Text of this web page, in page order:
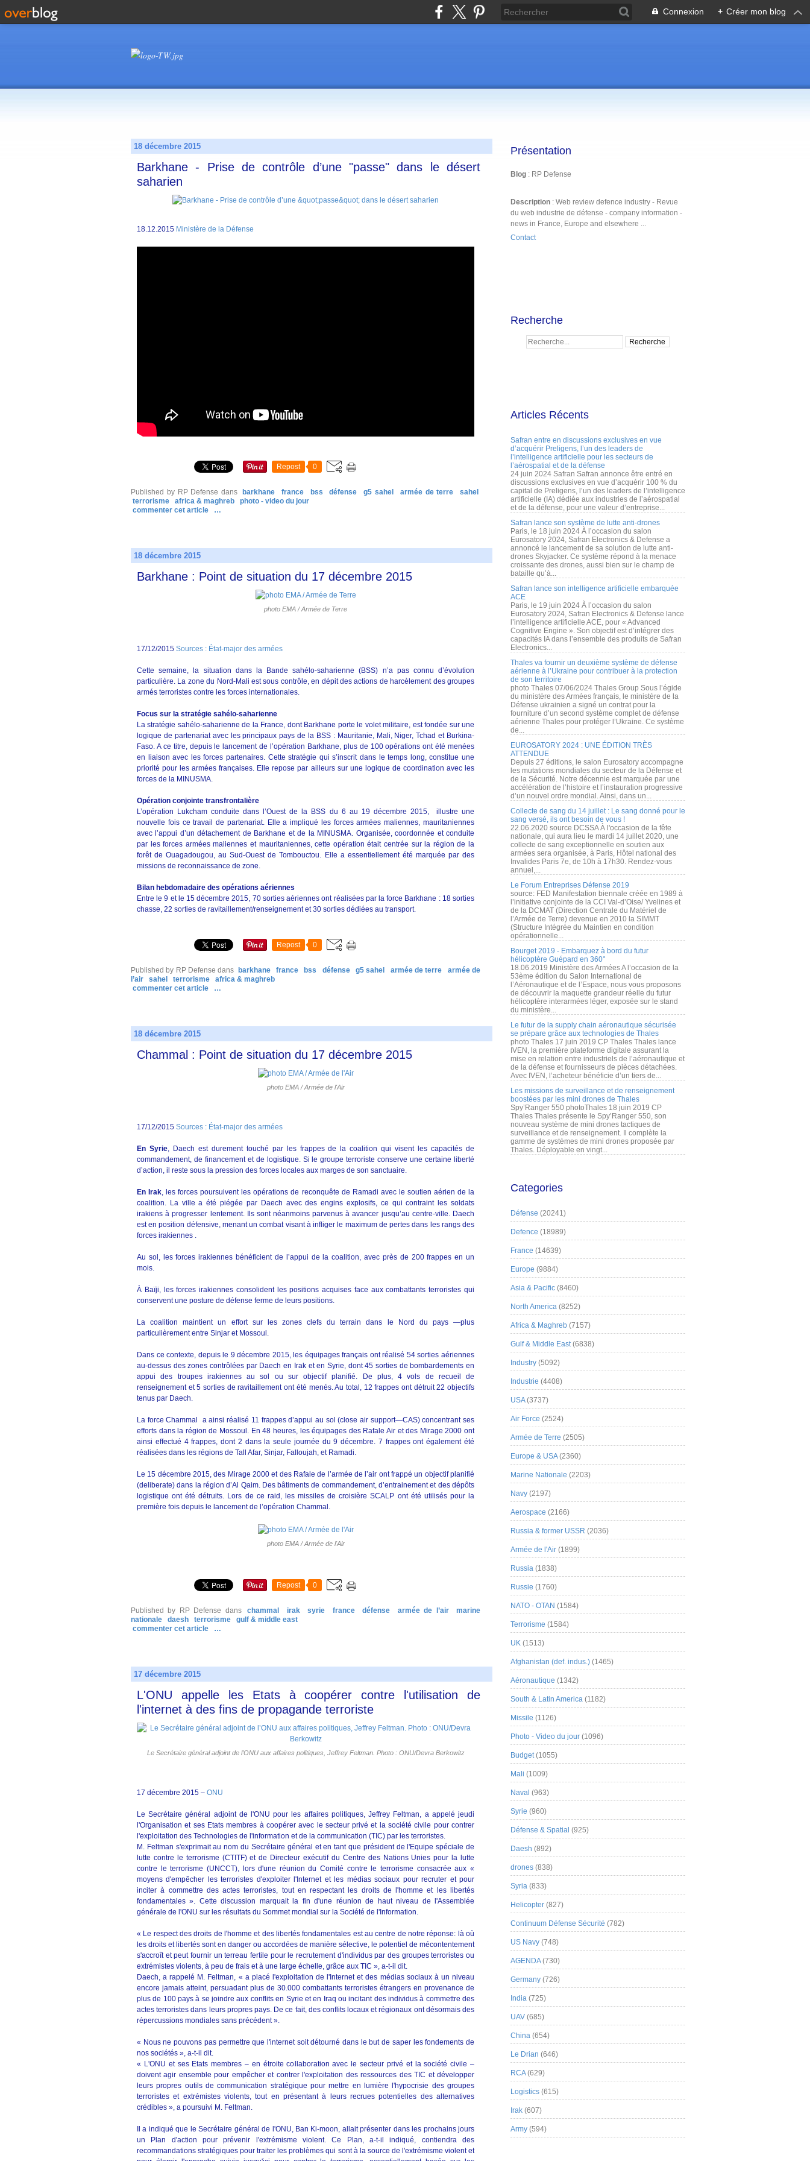
Connexion + Créer mon blog
18 décembre 2015
Barkhane - Prise de contrôle d’une "passe" dans le désert
saharien
18.12.2015 Ministère de la Défense
Repost 0
Published by RP Defense dans barkhane france bss défense g5 sahel armée de terre
sahel
terrorisme
africa & maghreb
photo - video du jour
commenter cet article
…
18 décembre 2015
Barkhane : Point de situation du 17 décembre 2015
photo EMA / Armée de Terre
17/12/2015 Sources : État-major des armées
Cette semaine, la situation dans la Bande sahélo-saharienne (BSS) n’a pas connu d’évolution
particulière. La zone du Nord-Mali est sous contrôle, en dépit des actions de harcèlement des groupes
armés terroristes contre les forces internationales.
Focus sur la stratégie sahélo-saharienne
La stratégie sahélo-saharienne de la France, dont Barkhane porte le volet militaire, est fondée sur une
logique de partenariat avec les principaux pays de la BSS : Mauritanie, Mali, Niger, Tchad et Burkina-
Faso. A ce titre, depuis le lancement de l’opération Barkhane, plus de 100 opérations ont été menées
en liaison avec les forces partenaires. Cette stratégie qui s’inscrit dans le temps long, constitue une
priorité pour les armées françaises. Elle repose par ailleurs sur une logique de coordination avec les
forces de la MINUSMA.
Opération conjointe transfrontalière
L’opération Lukcham conduite dans l’Ouest de la BSS du 6 au 19 décembre 2015, illustre une
nouvelle fois ce travail de partenariat. Elle a impliqué les forces armées maliennes, mauritaniennes
avec l’appui d’un détachement de Barkhane et de la MINUSMA. Organisée, coordonnée et conduite
par les forces armées maliennes et mauritaniennes, cette opération était centrée sur la région de la
forêt de Ouagadougou, au Sud-Ouest de Tombouctou. Elle a essentiellement été marquée par des
missions de reconnaissance de zone.
Bilan hebdomadaire des opérations aériennes
Entre le 9 et le 15 décembre 2015, 70 sorties aériennes ont réalisées par la force Barkhane : 18 sorties
chasse, 22 sorties de ravitaillement/renseignement et 30 sorties dédiées au transport.
Repost 0
Published by RP Defense dans barkhane france bss défense g5 sahel armée de terre
armée de
l’air
sahel terrorisme
africa & maghreb
commenter cet article
…
18 décembre 2015
Chammal : Point de situation du 17 décembre 2015
photo EMA / Armée de l'Air
17/12/2015 Sources : État-major des armées
En Syrie, Daech est durement touché par les frappes de la coalition qui visent les capacités de
commandement, de financement et de logistique. Si le groupe terroriste conserve une certaine liberté
d’action, il reste sous la pression des forces locales aux marges de son sanctuaire.
En Irak, les forces poursuivent les opérations de reconquête de Ramadi avec le soutien aérien de la
coalition. La ville a été piégée par Daech avec des engins explosifs, ce qui contraint les soldats
irakiens à progresser lentement. Ils sont néanmoins parvenus à avancer jusqu’au centre-ville. Daech
est en position défensive, menant un combat visant à infliger le maximum de pertes dans les rangs des
forces irakiennes .
Au sol, les forces irakiennes bénéficient de l’appui de la coalition, avec près de 200 frappes en un
mois.
À Baïji, les forces irakiennes consolident les positions acquises face aux combattants terroristes qui
conservent une posture de défense ferme de leurs positions.
La coalition maintient un effort sur les zones clefs du terrain dans le Nord du pays —plus
particulièrement entre Sinjar et Mossoul.
Dans ce contexte, depuis le 9 décembre 2015, les équipages français ont réalisé 54 sorties aériennes
au-dessus des zones contrôlées par Daech en Irak et en Syrie, dont 45 sorties de bombardements en
appui des troupes irakiennes au sol ou sur objectif planifié. De plus, 4 vols de recueil de
renseignement et 5 sorties de ravitaillement ont été menés. Au total, 12 frappes ont détruit 22 objectifs
tenus par Daech.
La force Chammal a ainsi réalisé 11 frappes d’appui au sol (close air support—CAS) concentrant ses
efforts dans la région de Mossoul. En 48 heures, les équipages des Rafale Air et des Mirage 2000 ont
ainsi effectué 4 frappes, dont 2 dans la seule journée du 9 décembre. 7 frappes ont également été
réalisées dans les régions de Tall Afar, Sinjar, Falloujah, et Ramadi.
Le 15 décembre 2015, des Mirage 2000 et des Rafale de l’armée de l’air ont frappé un objectif planifié
(deliberate) dans la région d’Al Qaim. Des bâtiments de commandement, d’entrainement et des dépôts
logistique ont été détruits. Lors de ce raid, les missiles de croisière SCALP ont été utilisés pour la
première fois depuis le lancement de l’opération Chammal.
photo EMA / Armée de l'Air
Repost 0
Published by RP Defense dans chammal irak syrie france défense armée de l’air
marine
nationale
daesh terrorisme
gulf & middle east
commenter cet article
…
17 décembre 2015
L'ONU appelle les Etats à coopérer contre l'utilisation de
l'internet à des fins de propagande terroriste
Le Secrétaire général adjoint de l’ONU aux affaires politiques, Jeffrey Feltman. Photo : ONU/Devra Berkowitz
17 décembre 2015 – ONU
Le Secrétaire général adjoint de l'ONU pour les affaires politiques, Jeffrey Feltman, a appelé jeudi
l'Organisation et ses Etats membres à coopérer avec le secteur privé et la société civile pour contrer
l'exploitation des Technologies de l'information et de la communication (TIC) par les terroristes.
M. Feltman s'exprimait au nom du Secrétaire général et en tant que président de l'Equipe spéciale de
lutte contre le terrorisme (CTITF) et de Directeur exécutif du Centre des Nations Unies pour la lutte
contre le terrorisme (UNCCT), lors d'une réunion du Comité contre le terrorisme consacrée aux «
moyens d'empêcher les terroristes d'exploiter l'Internet et les médias sociaux pour recruter et pour
inciter à commettre des actes terroristes, tout en respectant les droits de l'homme et les libertés
fondamentales ». Cette discussion marquait la fin d'une réunion de haut niveau de l'Assemblée
générale de l'ONU sur les résultats du Sommet mondial sur la Société de l'Information.
« Le respect des droits de l'homme et des libertés fondamentales est au centre de notre réponse: là où
les droits et libertés sont en danger ou accordées de manière sélective, le potentiel de mécontentement
s'accroît et peut fournir un terreau fertile pour le recrutement d'individus par des groupes terroristes ou
extrémistes violents, à peu de frais et à une large échelle, grâce aux TIC », a-t-il dit.
Daech, a rappelé M. Feltman, « a placé l'exploitation de l'Internet et des médias sociaux à un niveau
encore jamais atteint, persuadant plus de 30.000 combattants terroristes étrangers en provenance de
plus de 100 pays à se joindre aux conflits en Syrie et en Iraq ou incitant des individus à commettre des
actes terroristes dans leurs propres pays. De ce fait, des conflits locaux et régionaux ont désormais des
répercussions mondiales sans précédent ».
« Nous ne pouvons pas permettre que l'internet soit détourné dans le but de saper les fondements de
nos sociétés », a-t-il dit.
« L'ONU et ses Etats membres – en étroite collaboration avec le secteur privé et la société civile –
doivent agir ensemble pour empêcher et contrer l'exploitation des ressources des TIC et développer
leurs propres outils de communication stratégique pour mettre en lumière l'hypocrisie des groupes
terroristes et extrémistes violents, tout en présentant à leurs recrues potentielles des alternatives
crédibles », a poursuivi M. Feltman.
Il a indiqué que le Secrétaire général de l'ONU, Ban Ki-moon, allait présenter dans les prochains jours
un Plan d'action pour prévenir l'extrémisme violent. Ce Plan, a-t-il indiqué, contiendra des
recommandations stratégiques pour traiter les problèmes qui sont à la source de l'extrémisme violent et
Présentation
Blog : RP Defense
Description : Web review defence industry - Revue
du web industrie de défense - company information -
news in France, Europe and elsewhere ...
Contact
Recherche
Articles Récents
Safran entre en discussions exclusives en vue
d’acquérir Preligens, l’un des leaders de
l’intelligence artificielle pour les secteurs de
l’aérospatial et de la défense
24 juin 2024 Safran Safran annonce être entré en
discussions exclusives en vue d’acquérir 100 % du
capital de Preligens, l’un des leaders de l’intelligence
artificielle (IA) dédiée aux industries de l’aérospatial
et de la défense, pour une valeur d’entreprise...
Safran lance son système de lutte anti-drones
Paris, le 18 juin 2024 À l’occasion du salon
Eurosatory 2024, Safran Electronics & Defense a
annoncé le lancement de sa solution de lutte anti-
drones Skyjacker. Ce système répond à la menace
croissante des drones, aussi bien sur le champ de
bataille qu’à...
Safran lance son intelligence artificielle embarquée
ACE
Paris, le 19 juin 2024 À l’occasion du salon
Eurosatory 2024, Safran Electronics & Defense lance
l’intelligence artificielle ACE, pour « Advanced
Cognitive Engine ». Son objectif est d’intégrer des
capacités IA dans l’ensemble des produits de Safran
Electronics...
Thales va fournir un deuxième système de défense
aérienne à l’Ukraine pour contribuer à la protection
de son territoire
photo Thales 07/06/2024 Thales Group Sous l’égide
du ministère des Armées français, le ministère de la
Défense ukrainien a signé un contrat pour la
fourniture d’un second système complet de défense
aérienne Thales pour protéger l’Ukraine. Ce système
de...
EUROSATORY 2024 : UNE ÉDITION TRÈS
ATTENDUE
Depuis 27 éditions, le salon Eurosatory accompagne
les mutations mondiales du secteur de la Défense et
de la Sécurité. Notre décennie est marquée par une
accélération de l’histoire et l’instauration progressive
d’un nouvel ordre mondial. Ainsi, dans un...
Collecte de sang du 14 juillet : Le sang donné pour le
sang versé, ils ont besoin de vous !
22.06.2020 source DCSSA À l'occasion de la fête
nationale, qui aura lieu le mardi 14 juillet 2020, une
collecte de sang exceptionnelle en soutien aux
armées sera organisée, à Paris, Hôtel national des
Invalides Paris 7e, de 10h à 17h30. Rendez-vous
annuel,...
Le Forum Entreprises Défense 2019
source: FED Manifestation biennale créée en 1989 à
l’initiative conjointe de la CCI Val-d’Oise/ Yvelines et
de la DCMAT (Direction Centrale du Matériel de
l’Armée de Terre) devenue en 2010 la SIMMT
(Structure Intégrée du Maintien en condition
opérationnelle...
Bourget 2019 - Embarquez à bord du futur
hélicoptère Guépard en 360°
18.06.2019 Ministère des Armées A l’occasion de la
53ème édition du Salon International de
l’Aéronautique et de l’Espace, nous vous proposons
de découvrir la maquette grandeur réelle du futur
hélicoptère interarmées léger, exposée sur le stand
du ministère...
Le futur de la supply chain aéronautique sécurisée
se prépare grâce aux technologies de Thales
photo Thales 17 juin 2019 CP Thales Thales lance
IVEN, la première plateforme digitale assurant la
mise en relation entre industriels de l’aéronautique et
de la défense et fournisseurs de pièces détachées.
Avec IVEN, l’acheteur bénéficie d’un tiers de...
Les missions de surveillance et de renseignement
boostées par les mini drones de Thales
Spy’Ranger 550 photoThales 18 juin 2019 CP
Thales Thales présente le Spy’Ranger 550, son
nouveau système de mini drones tactiques de
surveillance et de renseignement. Il complète la
gamme de systèmes de mini drones proposée par
Thales. Déployable en vingt...
Categories
Défense (20241)
Defence (18989)
France (14639)
Europe (9884)
Asia & Pacific (8460)
North America (8252)
Africa & Maghreb (7157)
Gulf & Middle East(6838)
Industry (5092)
Industrie (4408)
USA(3737)
Air Force (2524)
Armée de Terre (2505)
Europe & USA(2360)
Marine Nationale (2203)
Navy (2197)
Aerospace (2166)
Russia & former USSR (2036)
Armée de l'Air (1899)
Russia (1838)
Russie (1760)
NATO - OTAN (1584)
Terrorisme (1584)
UK (1513)
Afghanistan (def. indus.) (1465)
Aéronautique (1342)
South & Latin America (1182)
Missile (1126)
Photo - Video du jour (1096)
Budget(1055)
Mali (1009)
Naval (963)
Syrie (960)
Défense & Spatial (925)
Daesh (892)
drones (838)
Syria (833)
Helicopter (827)
Continuum Défense Sécurité (782)
US Navy (748)
AGENDA(730)
Germany (726)
India (725)
UAV (685)
China (654)
Le Drian (646)
RCA(629)
Logistics (615)
Irak (607)
Army (594)